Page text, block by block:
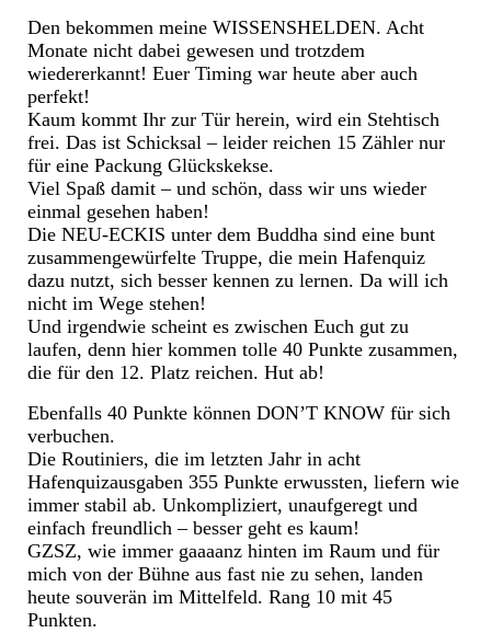
Den bekommen meine WISSENSHELDEN. Acht
Monate nicht dabei gewesen und trotzdem
wiedererkannt! Euer Timing war heute aber auch
perfekt!
Kaum kommt Ihr zur Tür herein, wird ein Stehtisch
frei. Das ist Schicksal – leider reichen 15 Zähler nur
für eine Packung Glückskekse.
Viel Spaß damit – und schön, dass wir uns wieder
einmal gesehen haben!
Die NEU-ECKIS unter dem Buddha sind eine bunt
zusammengewürfelte Truppe, die mein Hafenquiz
dazu nutzt, sich besser kennen zu lernen. Da will ich
nicht im Wege stehen!
Und irgendwie scheint es zwischen Euch gut zu
laufen, denn hier kommen tolle 40 Punkte zusammen,
die für den 12. Platz reichen. Hut ab!
Ebenfalls 40 Punkte können DON’T KNOW für sich
verbuchen.
Die Routiniers, die im letzten Jahr in acht
Hafenquizausgaben 355 Punkte erwussten, liefern wie
immer stabil ab. Unkompliziert, unaufgeregt und
einfach freundlich – besser geht es kaum!
GZSZ, wie immer gaaaanz hinten im Raum und für
mich von der Bühne aus fast nie zu sehen, landen
heute souverän im Mittelfeld. Rang 10 mit 45
Punkten.